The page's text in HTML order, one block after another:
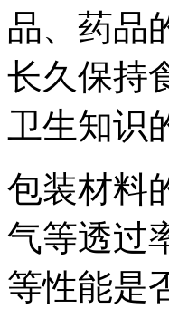
品、药品
长久保持
卫生知识
包装材料
气等透过
等性能是